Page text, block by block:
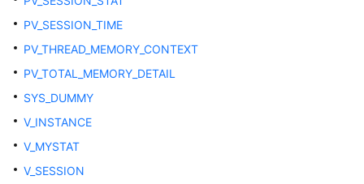
ADM_SCHEDULER_RUNNING_JOBS
ADM_SEGMENTS
ADM_SEQUENCES
PV_SESSION_TIME
PV_THREAD_MEMORY_CONTEXT
PV_TOTAL_MEMORY_DETAIL
SYS_DUMMY
V_INSTANCE
V_MYSTAT
V_SESSION